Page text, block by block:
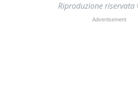
Riproduzione riservata